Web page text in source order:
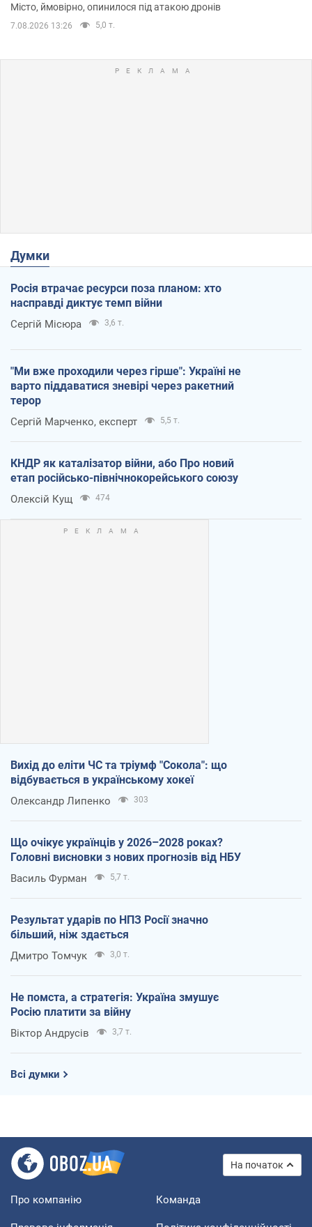
Місто, ймовірно, опинилося під атакою дронів
7.08.2026 13:26 5,0 т.
Думки
Росія втрачає ресурси поза планом: хто
насправді диктує темп війни
Сергій Місюра 3,6 т.
"Ми вже проходили через гірше": Україні не
варто піддаватися зневірі через ракетний
терор
Сергій Марченко, експерт 5,5 т.
КНДР як каталізатор війни, або Про новий
етап російсько-північнокорейського союзу
Олексій Кущ 474
Вихід до еліти ЧС та тріумф "Сокола": що
відбувається в українському хокеї
Олександр Липенко 303
Що очікує українців у 2026–2028 роках?
Головні висновки з нових прогнозів від НБУ
Василь Фурман 5,7 т.
Результат ударів по НПЗ Росії значно
більший, ніж здається
Дмитро Томчук 3,0 т.
Не помста, а стратегія: Україна змушує
Росію платити за війну
Віктор Андрусів 3,7 т.
Всі думки
На початок
Про компанію Команда